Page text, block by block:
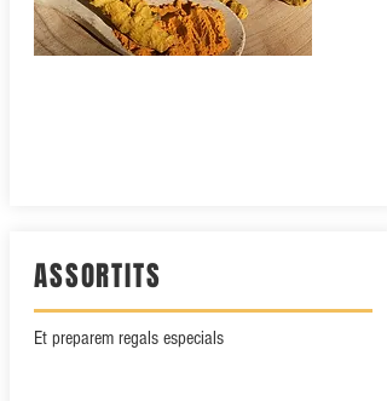
ASSORTITS
Et preparem regals especials